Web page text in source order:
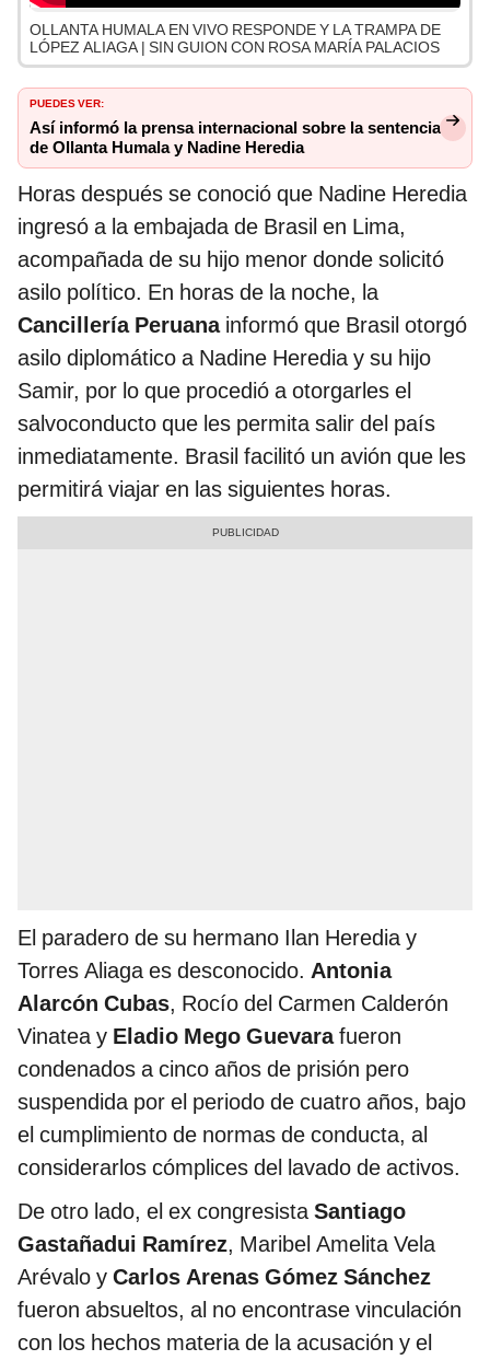
OLLANTA HUMALA EN VIVO RESPONDE Y LA TRAMPA DE
LÓPEZ ALIAGA | SIN GUION CON ROSA MARÍA PALACIOS
PUEDES VER:
Así informó la prensa internacional sobre la sentencia
de Ollanta Humala y Nadine Heredia
Horas después se conoció que Nadine Heredia
ingresó a la embajada de Brasil en Lima,
acompañada de su hijo menor donde solicitó
asilo político. En horas de la noche, la
Cancillería Peruanainformó que Brasil otorgó
asilo diplomático a Nadine Heredia y su hijo
Samir, por lo que procedió a otorgarles el
salvoconducto que les permita salir del país
inmediatamente. Brasil facilitó un avión que les
permitirá viajar en las siguientes horas.
El paradero de su hermano Ilan Heredia y
Torres Aliaga es desconocido. Antonia
Alarcón Cubas, Rocío del Carmen Calderón
Vinatea y Eladio Mego Guevarafueron
condenados a cinco años de prisión pero
suspendida por el periodo de cuatro años, bajo
el cumplimiento de normas de conducta, al
considerarlos cómplices del lavado de activos.
De otro lado, el ex congresistaSantiago
Gastañadui Ramírez, Maribel Amelita Vela
Arévalo y Carlos Arenas Gómez Sánchez
fueron absueltos, al no encontrase vinculación
con los hechos materia de la acusación y el